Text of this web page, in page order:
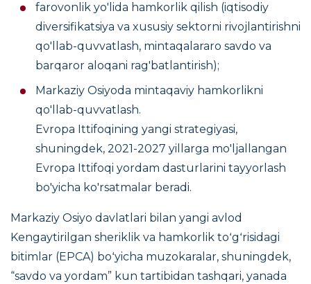
farovonlik yo'lida hamkorlik qilish (iqtisodiy
diversifikatsiya va xususiy sektorni rivojlantirishni
qo'llab-quvvatlash, mintaqalararo savdo va
barqaror aloqani rag'batlantirish);
Markaziy Osiyoda mintaqaviy hamkorlikni
qo'llab-quvvatlash.
Evropa Ittifoqining yangi strategiyasi,
shuningdek, 2021-2027 yillarga mo'ljallangan
Evropa Ittifoqi yordam dasturlarini tayyorlash
bo'yicha ko'rsatmalar beradi.
Markaziy Osiyo davlatlari bilan yangi avlod
Kengaytirilgan sheriklik va hamkorlik toʻgʻrisidagi
bitimlar (EPCA) boʻyicha muzokaralar, shuningdek,
“savdo va yordam” kun tartibidan tashqari, yanada